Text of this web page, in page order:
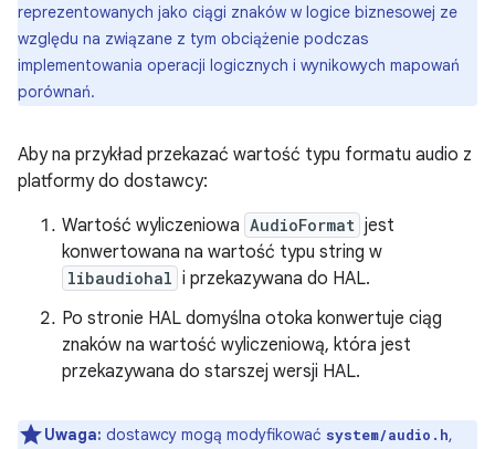
reprezentowanych jako ciągi znaków w logice biznesowej ze
względu na związane z tym obciążenie podczas
implementowania operacji logicznych i wynikowych mapowań
porównań.
Aby na przykład przekazać wartość typu formatu audio z
platformy do dostawcy:
Wartość wyliczeniowa AudioFormat jest
konwertowana na wartość typu string w
libaudiohal i przekazywana do HAL.
Po stronie HAL domyślna otoka konwertuje ciąg
znaków na wartość wyliczeniową, która jest
przekazywana do starszej wersji HAL.
Uwaga: dostawcy mogą modyfikować system/audio.h,